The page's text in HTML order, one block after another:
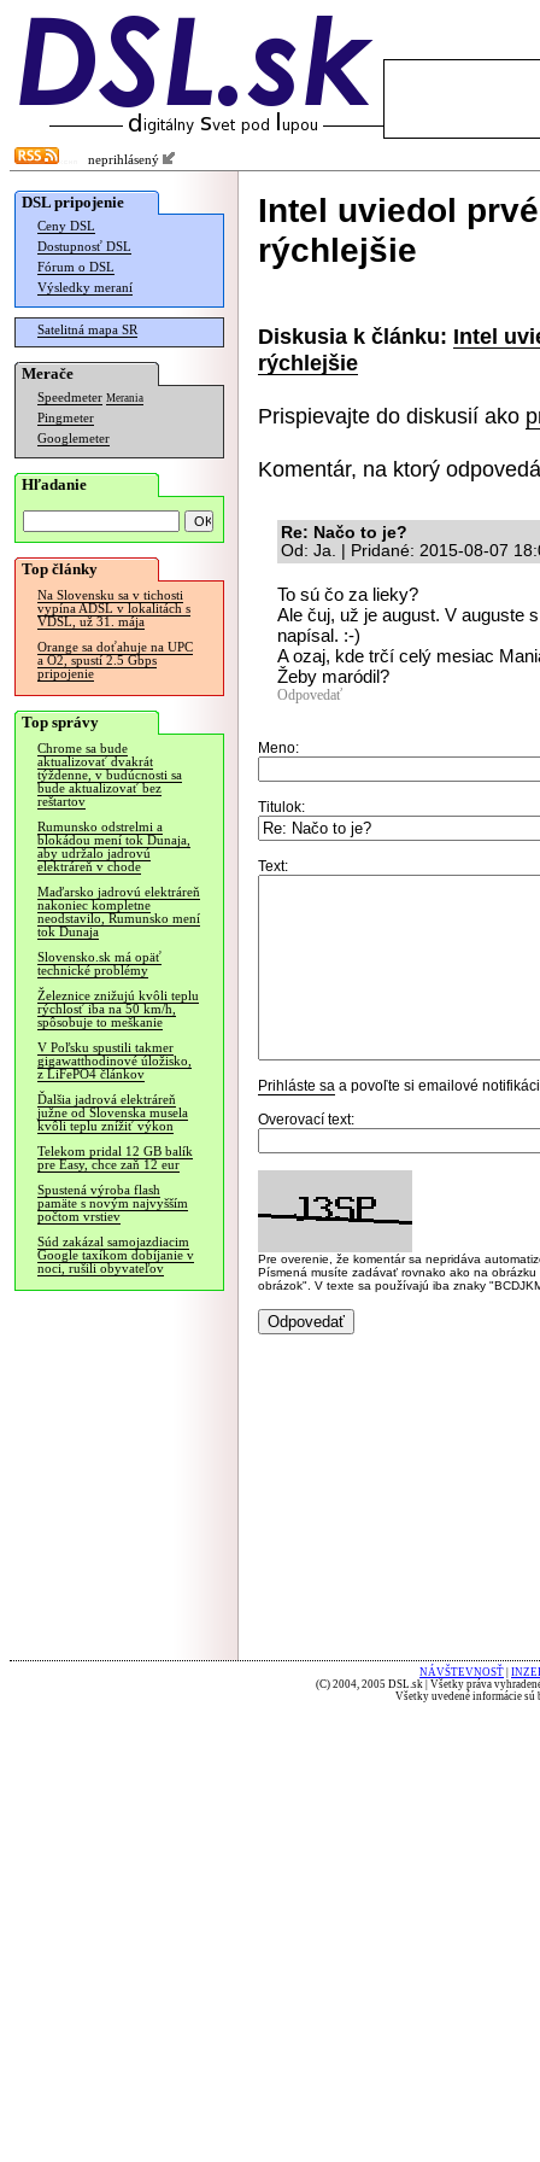
neprihlásený
DSL pripojenie
Ceny DSL
Dostupnosť DSL
Fórum o DSL
Výsledky meraní
Satelitná mapa SR
Merače
Speedmeter Merania
Pingmeter
Googlemeter
Hľadanie
Top články
Na Slovensku sa v tichosti
vypína ADSL v lokalitách s
VDSL, už 31. mája
Orange sa doťahuje na UPC
a O2, spustí 2.5 Gbps
pripojenie
Top správy
Chrome sa bude
aktualizovať dvakrát
týždenne, v budúcnosti sa
bude aktualizovať bez
reštartov
Rumunsko odstrelmi a
blokádou mení tok Dunaja,
aby udržalo jadrovú
elektráreň v chode
Maďarsko jadrovú elektráreň
nakoniec kompletne
neodstavilo, Rumunsko mení
tok Dunaja
Slovensko.sk má opäť
technické problémy
Železnice znižujú kvôli teplu
rýchlosť iba na 50 km/h,
spôsobuje to meškanie
V Poľsku spustili takmer
gigawatthodinové úložisko,
z LiFePO4 článkov
Ďalšia jadrová elektráreň
južne od Slovenska musela
kvôli teplu znížiť výkon
Telekom pridal 12 GB balík
pre Easy, chce zaň 12 eur
Spustená výroba flash
pamäte s novým najvyšším
počtom vrstiev
Súd zakázal samojazdiacim
Google taxíkom dobíjanie v
noci, rušili obyvateľov
Intel uviedol
rýchlejšie
Diskusia k článku: Intel
rýchlejšie
Prispievajte do diskusií ako
Komentár, na ktorý
Re: Načo to je?
Od: Ja. | Pridané: 2015-08-07
To sú čo za lieky?
Ale čuj, už je august. V auguste
napísal. :-)
A ozaj, kde trčí celý mesiac
Žeby maródil?
Odpovedať
Meno:
Titulok:
Text:
Prihláste sa a povoľte si emailové
Overovací text:
Pre overenie, že komentár sa nepridáva
Písmená musíte zadávať rovnako ako na
obrázok". V texte sa používajú iba znaky
NÁVŠTEVNOSŤ
(C) 2004, 2005 DSL.sk | Všetky práva
Všetky uvedené informácie sú